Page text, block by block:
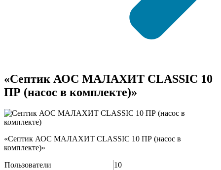
«Септик АОС МАЛАХИТ CLASSIC 10
ПР (насос в комплекте)»
«Септик АОС МАЛАХИТ CLASSIC 10 ПР (насос в
комплекте)»
Пользователи
10